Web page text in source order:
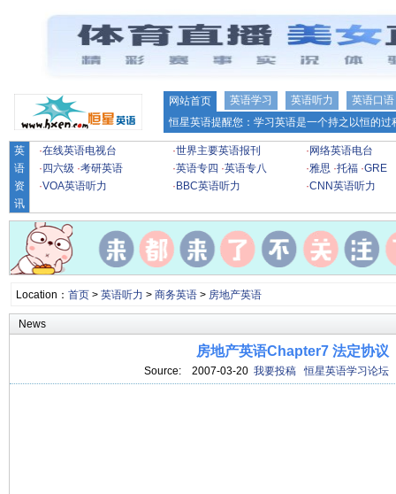
网站首页 英语学习 英语听力
英语口语
恒星英语提醒您：学习英语是一个持之以恒的
英
语
资
讯
·在线英语电视台 ·世界主要英语报刊 · 网络英语电台
· 四六级 ·考研英语 ·英语专四 ·英语专八 ·雅思 ·托福 ·GRE
·VOA英语听力 · BBC英语听力 ·CNN英语听力
Location： 首页> 英语听力 > 商务英语> 房地产英语
News
房地产英语Chapter7 法定协议
Source: 2007-03-20 我要投稿 恒星英语学习论坛